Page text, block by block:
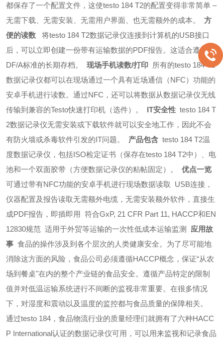
都保存了一个配置文件，这使testo 184 T2的配置变得非常简单 –
无需下载、无需安装、无需用户界面、也无需额外的成本。
方
便的读数
将testo 184 T2数据记录仪连接到计算机的USB接口
后，可以立即创建一份带有运输数据的PDF报告。这适合遵循P
DF/A标准的长期存档。
现场手机读数/打印 所有的testo 184 T2
数据记录仪都可以在现场通过一个具有近场通信（NFC）功能的
安卓手机进行读数。通过NFC，还可以将数据从数据记录仪无线
传输到兼容的Testo快速打印机（选件）。
IT安全性 testo 184 T
2数据记录仪无需安装或下载软件就可以安全地工作，因此不会
有防火墙或杀毒软件引发的IT问题。
产品包含 testo 184 T2温
度数据记录仪，包括ISO检定证书（保存在testo 184 T2中）、电
池和一个双面胶带（方便数据记录仪的粘帖固定）。
优点一览
可通过带有NFC功能的安卓手机进行现场数据读取
USB连接，
仪器配置及报告读取无需额外电缆，无需安装额外软件，直接生
成PDF报告，即插即用 符合GxP, 21 CFR Part 11, HACCP和EN
12830规范 适用于外贸等运输的一次性低成本运输监测
应用故
事 食品的操作涉及到各个层次的人类健康安全。为了尽可能地
消除这方面的风险，食品公司必须遵循HACCP概念，保证“从农
场到餐桌"在内的整个产业链的食品安全。遵循产品特定的限制
值并对低温运输系统进行不间断的监视非常重要。在很多情况
下，对湿度和震动以及温度的监控都与食品质量的保障相关。
通过testo 184，食品物流行业的质量经理们就拥有了六种HACC
P International认证的数据记录仪可用，可以用来监视和记录食品